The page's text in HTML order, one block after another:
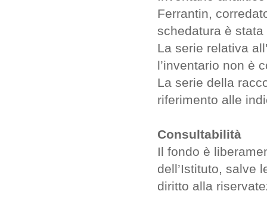
Ferrantin,
schedatura è
La serie relativa
l’inventario non è
La serie della
riferimento alle
Consultabilità
Il fondo è
dell’Istituto, salve
diritto alla